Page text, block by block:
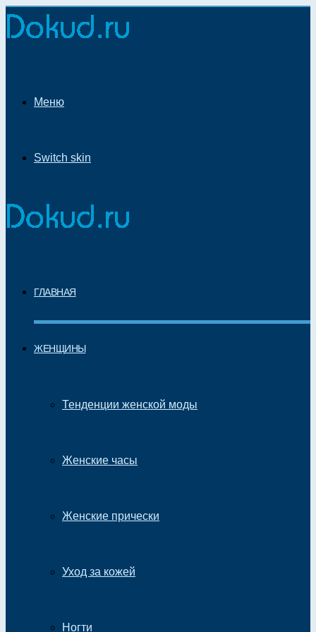
Меню
Switch skin
ГЛАВНАЯ
ЖЕНЩИНЫ
Тенденции женской моды
Женские часы
Женские прически
Уход за кожей
Ногти